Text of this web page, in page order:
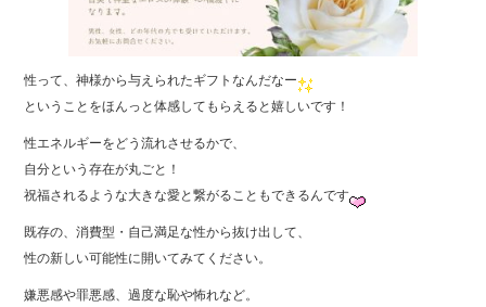
性って、神様から与えられたギフトなんだなー
ということをほんっと体感してもらえると嬉しいです！
性エネルギーをどう流れさせるかで、
自分という存在が丸ごと！
祝福されるような大きな愛と繋がることもできるんです
既存の、消費型・自己満足な性から抜け出して、
性の新しい可能性に開いてみてください。
嫌悪感や罪悪感、過度な恥や怖れなど。